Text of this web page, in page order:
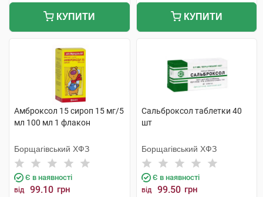
КУПИТИ КУПИТИ
Амброксол 15 сироп 15 мг/5
мл 100 мл 1 флакон
Борщагівський ХФЗ
Є в наявності
від 99.10 грн
Сальброксол таблетки 40
шт
Борщагівський ХФЗ
Є в наявності
від 99.50 грн